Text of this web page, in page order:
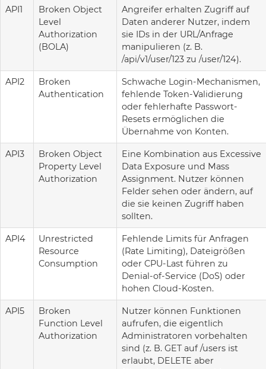
API1
Broken Object
Level
Authorization
(BOLA)
Angreifer erhalten Zugriff auf
Daten anderer Nutzer, indem
sie IDs in der URL/Anfrage
manipulieren (z. B.
/api/v1/user/123 zu /user/124).
API2
Broken
Authentication
Schwache Login-Mechanismen,
fehlende Token-Validierung
oder fehlerhafte Passwort-
Resets ermöglichen die
Übernahme von Konten.
API3
Broken Object
Property Level
Authorization
Eine Kombination aus Excessive
Data Exposure und Mass
Assignment. Nutzer können
Felder sehen oder ändern, auf
die sie keinen Zugriff haben
sollten.
API4
Unrestricted
Resource
Consumption
Fehlende Limits für Anfragen
(Rate Limiting), Dateigrößen
oder CPU-Last führen zu
Denial-of-Service (DoS) oder
hohen Cloud-Kosten.
API5
Broken
Function Level
Authorization
Nutzer können Funktionen
aufrufen, die eigentlich
Administratoren vorbehalten
sind (z. B. GET auf /users ist
erlaubt, DELETE aber